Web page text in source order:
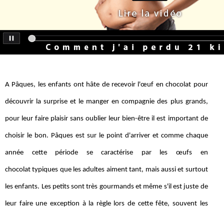
A Pâques, les enfants ont hâte de recevoir l'œuf en chocolat pour
découvrir la surprise et le manger en compagnie des plus grands,
pour leur faire plaisir sans oublier leur bien-être il est important de
choisir le bon. Pâques est sur le point d'arriver et comme chaque
année cette période se caractérise par les œufs en
chocolat typiques que les adultes aiment tant, mais aussi et surtout
les enfants. Les petits sont très gourmands et même s'il est juste de
leur faire une exception à la règle lors de cette fête, souvent les